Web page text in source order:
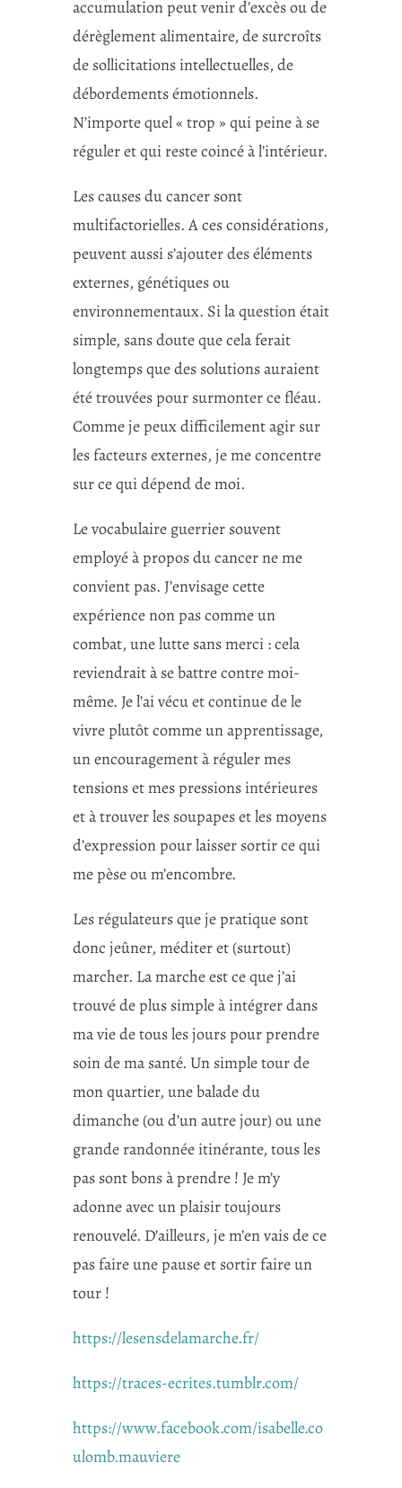
accumulation peut venir d’excès ou de
dérèglement alimentaire, de surcroîts
de sollicitations intellectuelles, de
débordements émotionnels.
N’importe quel « trop » qui peine à se
réguler et qui reste coincé à l’intérieur.
Les causes du cancer sont
multifactorielles. A ces considérations,
peuvent aussi s’ajouter des éléments
externes, génétiques ou
environnementaux. Si la question était
simple, sans doute que cela ferait
longtemps que des solutions auraient
été trouvées pour surmonter ce fléau.
Comme je peux difficilement agir sur
les facteurs externes, je me concentre
sur ce qui dépend de moi.
Le vocabulaire guerrier souvent
employé à propos du cancer ne me
convient pas. J’envisage cette
expérience non pas comme un
combat, une lutte sans merci : cela
reviendrait à se battre contre moi-
même. Je l’ai vécu et continue de le
vivre plutôt comme un apprentissage,
un encouragement à réguler mes
tensions et mes pressions intérieures
et à trouver les soupapes et les moyens
d’expression pour laisser sortir ce qui
me pèse ou m’encombre.
Les régulateurs que je pratique sont
donc jeûner, méditer et (surtout)
marcher. La marche est ce que j’ai
trouvé de plus simple à intégrer dans
ma vie de tous les jours pour prendre
soin de ma santé. Un simple tour de
mon quartier, une balade du
dimanche (ou d’un autre jour) ou une
grande randonnée itinérante, tous les
pas sont bons à prendre ! Je m’y
adonne avec un plaisir toujours
renouvelé. D’ailleurs, je m’en vais de ce
pas faire une pause et sortir faire un
tour !
https://lesensdelamarche.fr/
https://traces-ecrites.tumblr.com/
https://www.facebook.com/isabelle.co
ulomb.mauviere